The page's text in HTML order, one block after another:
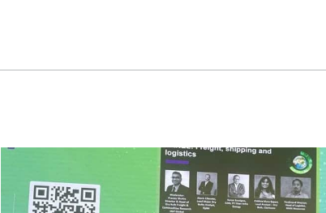
Coaltrans
Bagaimana
Menghadapi